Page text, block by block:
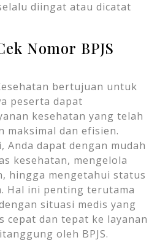
diingat atau dicatat
Nomor BPJS
bertujuan untuk
peserta dapat
kesehatan yang telah
maksimal dan efisien.
Anda dapat dengan mudah
kesehatan, mengelola
hingga mengetahui status
Hal ini penting terutama
situasi medis yang
cepat dan tepat ke layanan
oleh BPJS.